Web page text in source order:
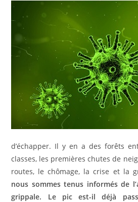
d’échapper. Il y en a des forêts
classes, les premières chutes de
routes, le chômage, la crise et la
nous sommes tenus informés de
grippale. Le pic est-il déjà